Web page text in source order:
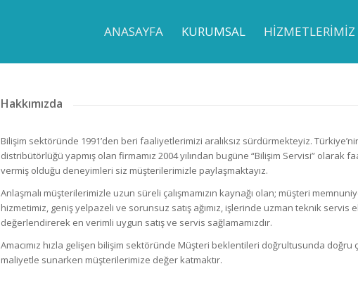
ANASAYFA KURUMSAL HİZMETLERİMİZ
Hakkımızda
Bilişim sektöründe 1991’den beri faaliyetlerimizi aralıksız sürdürmekteyiz.
distribütörlüğü yapmış olan firmamız 2004 yılından bugüne “Bilişim Servisi” olarak
vermiş olduğu deneyimleri siz müşterilerimizle paylaşmaktayız.
Anlaşmalı müşterilerimizle uzun süreli çalışmamızın kaynağı olan; müşteri
hizmetimiz, geniş yelpazeli ve sorunsuz satış ağımız, işlerinde uzman teknik servis
değerlendirerek en verimli uygun satış ve servis sağlamamızdır.
Amacımız hızla gelişen bilişim sektöründe Müşteri beklentileri doğrultusunda
maliyetle sunarken müşterilerimize değer katmaktır.